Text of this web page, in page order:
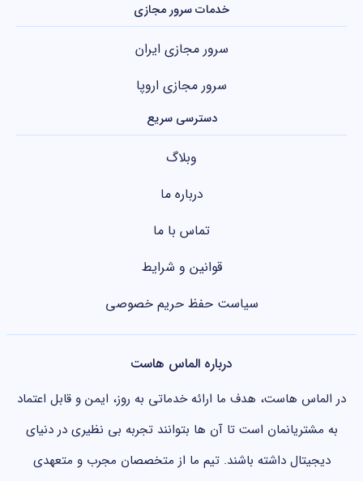
خدمات سرور مجازی
سرور مجازی ایران
سرور مجازی اروپا
دسترسی سریع
وبلاگ
درباره ما
تماس با ما
قوانین و شرایط
سیاست حفظ حریم خصوصی
درباره الماس هاست
در الماس هاست، هدف ما ارائه خدماتی به روز، ایمن و قابل اعتماد
به مشتریانمان است تا آن ها بتوانند تجربه بی نظیری در دنیای
دیجیتال داشته باشند. تیم ما از متخصصان مجرب و متعهدی